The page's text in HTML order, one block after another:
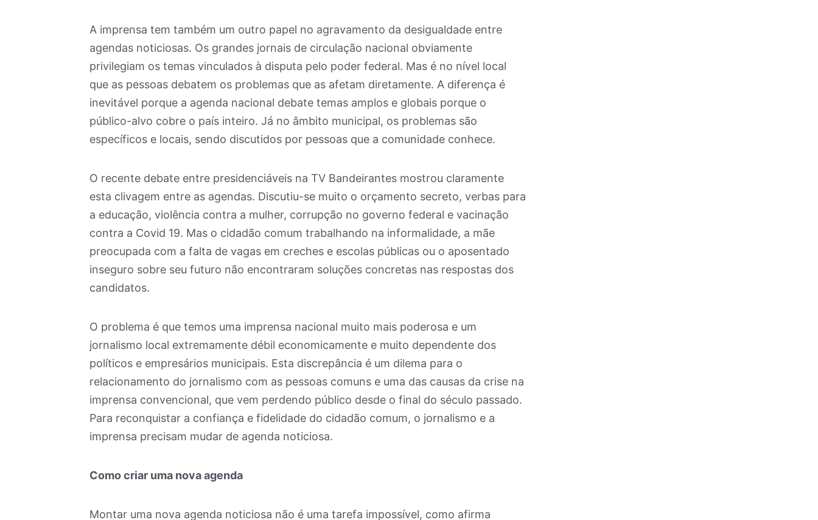
A imprensa tem também um outro papel no agravamento da desigualdade entre
agendas noticiosas. Os grandes jornais de circulação nacional obviamente
privilegiam os temas vinculados à disputa pelo poder federal. Mas é no nível local
que as pessoas debatem os problemas que as afetam diretamente. A diferença é
inevitável porque a agenda nacional debate temas amplos e globais porque o
público-alvo cobre o país inteiro. Já no âmbito municipal, os problemas são
específicos e locais, sendo discutidos por pessoas que a comunidade conhece.
O recente debate entre presidenciáveis na TV Bandeirantes mostrou claramente
esta clivagem entre as agendas. Discutiu-se muito o orçamento secreto, verbas para
a educação, violência contra a mulher, corrupção no governo federal e vacinação
contra a Covid 19. Mas o cidadão comum trabalhando na informalidade, a mãe
preocupada com a falta de vagas em creches e escolas públicas ou o aposentado
inseguro sobre seu futuro não encontraram soluções concretas nas respostas dos
candidatos.
O problema é que temos uma imprensa nacional muito mais poderosa e um
jornalismo local extremamente débil economicamente e muito dependente dos
políticos e empresários municipais. Esta discrepância é um dilema para o
relacionamento do jornalismo com as pessoas comuns e uma das causas da crise na
imprensa convencional, que vem perdendo público desde o final do século passado.
Para reconquistar a confiança e fidelidade do cidadão comum, o jornalismo e a
imprensa precisam mudar de agenda noticiosa.
Como criar uma nova agenda
Montar uma nova agenda noticiosa não é uma tarefa impossível, como afirma